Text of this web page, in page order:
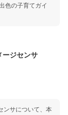
色の子育てガイ
ージセンサ
ンサについて、本